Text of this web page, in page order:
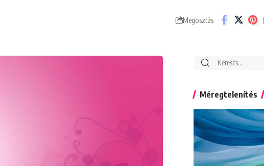
Megosztás
Search
Méregtelenítés